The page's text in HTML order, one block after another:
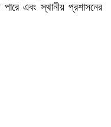
এবং স্থানীয় প্রশাসনের